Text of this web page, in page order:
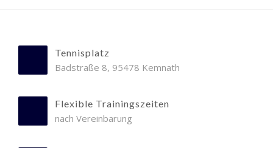
Tennisplatz
Badstraße 8, 95478 Kemnath
Flexible Trainingszeiten
nach Vereinbarung